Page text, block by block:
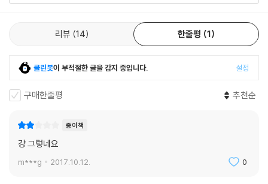
의 도시》는 기출간되었으며 11편 《클로저》는 2013년 5월 출간 예정이다.
천사들의 도시를 지키는 다크 히어로 히에로니머스 ‘해리’ 보슈(Hierony
보슈는 1992년 마이클 코넬리의 데뷔작이자 에드거 상 수상작인 《블랙 에
이 되던 해 거리에서 살해를 당했고, 이후 청소년 보호소와 위탁가정 등을
거치며 성장하게 된다. 어머니의 비극적인 죽음과 불행한 어린 시절을 보
내며 절망을 먼저 경험했던 보슈는 16살에 입대하여 베트남 전쟁에 참전
한다. 베트남전 참전 당시, 보슈는 25사단의 땅굴쥐로 활동했는데 이는 베
리뷰 14 한줄평 1
클린봇이 부적절한 글을 감지 중입니다. 설정
구매한줄평 추천순
종이책
걍 그렇네요
m***g 2017.10.12. 0